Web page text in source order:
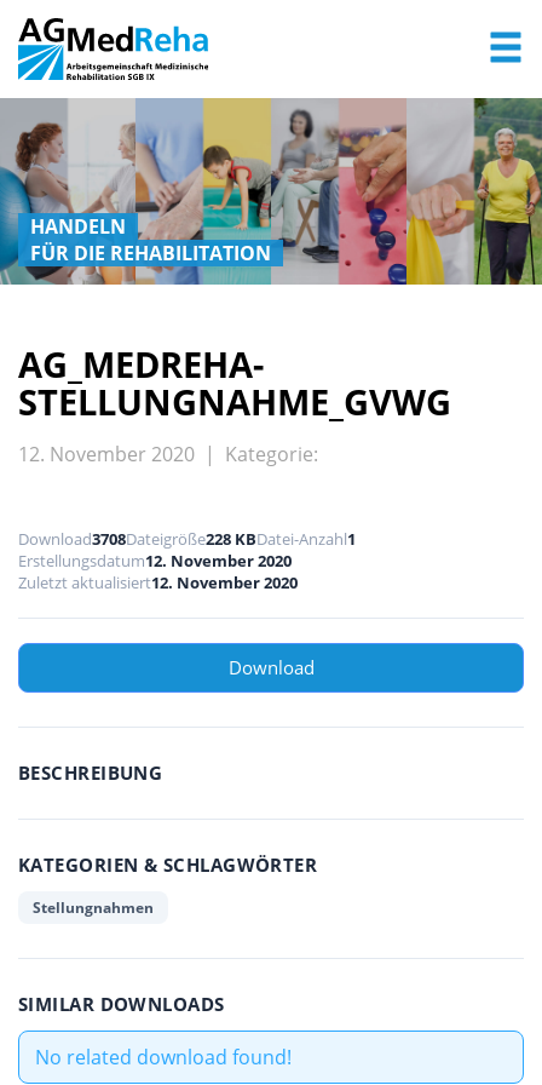
HANDELN
FÜR DIE REHABILITATION
AG_MEDREHA-
STELLUNGNAHME_GVWG
12. November 2020 | Kategorie:
Download3708Dateigröße228 KBDatei-Anzahl1
Erstellungsdatum12. November 2020
Zuletzt aktualisiert12. November 2020
Download
BESCHREIBUNG
KATEGORIEN & SCHLAGWÖRTER
Stellungnahmen
SIMILAR DOWNLOADS
No related download found!